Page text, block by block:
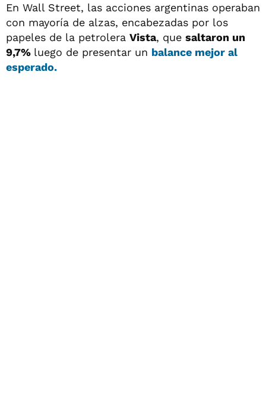
En Wall Street, las acciones argentinas operaban
con mayoría de alzas, encabezadas por los
papeles de la petrolera Vista, que saltaron un
9,7% luego de presentar un balance mejor al
esperado.